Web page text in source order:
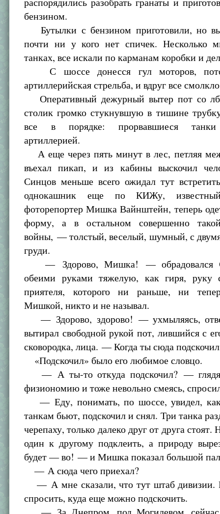
бензином.
Бутылки с бензином приготовили, но
почти ни у кого нет спичек. Несколько
танках, все искали по карманам коробки и
С шоссе донесся гул моторов,
артиллерийская стрельба, и вдруг все
Оперативный дежурный вытер пот со
столик громко стукнувшую в тишине
все в порядке: прорвавшиеся танки
артиллерией.
А еще через пять минут в лес, петляя
въехал пикап, и из кабины выскочил
Синцов меньше всего ожидал тут
однокашник еще по КИЖу, известный
фоторепортер Мишка Вайнштейн, теперь
форму, а в остальном совершенно
войны, — толстый, веселый, шумный, с
груди.
— Здорово, Мишка! — обрадовался
обеими руками тяжелую, как гиря, руку
приятеля, которого ни раньше, ни
Мишкой, никто и не называл.
— Здорово, здорово! — ухмыляясь,
вытирал свободной рукой пот, лившийся с
сковородка, лица. — Когда ты сюда
«Подскочил» было его любимое словцо.
— А ты-то откуда подскочил? —
физиономию и тоже невольно смеясь,
— Еду, понимать, по шоссе, увидел,
танкам бьют, подскочил и снял. Три танка
черепаху, только далеко друг от друга стоят.
один к другому подклеить, а природу
будет — во! — и Мишка показал большой
— А сюда чего приехал?
— А мне сказали, что тут штаб дивизии.
спросить, куда еще можно подскочить.